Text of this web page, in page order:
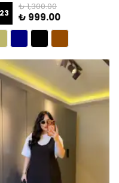
23
₺ 1,300.00
₺ 999.00